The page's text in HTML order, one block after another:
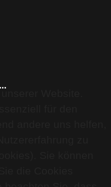
Website.
für den
andere uns helfen,
zu
Sie können
die Cookies